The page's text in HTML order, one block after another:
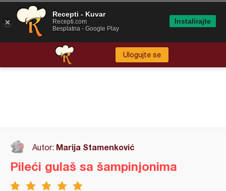
Ulogujte se
Autor: Marija Stamenković
Pileći gulaš sa šampinjonima
Recepti - Kuvar
Recepti.com
Besplatna - Google Play
Instalirajte